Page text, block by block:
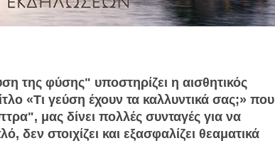
της φύσης" υποστηρίζει η αισθητικός
«Τι γεύση έχουν τα καλλυντικά σας;» που
μας δίνει πολλές συνταγές για να
δεν στοιχίζει και εξασφαλίζει θεαματικά